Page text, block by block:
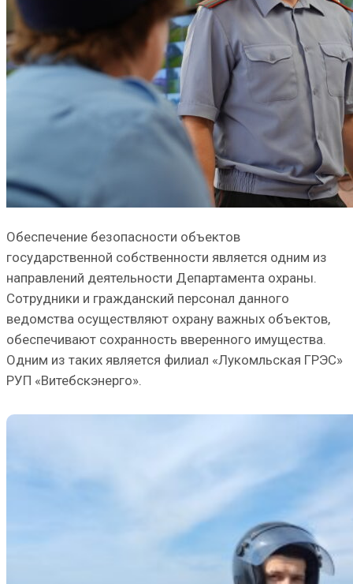
Обеспечение безопасности объектов
государственной собственности является одним из
направлений деятельности Департамента охраны.
Сотрудники и гражданский персонал данного
ведомства осуществляют охрану важных объектов,
обеспечивают сохранность вверенного имущества.
Одним из таких является филиал «Лукомльская ГРЭС»
РУП «Витебскэнерго».